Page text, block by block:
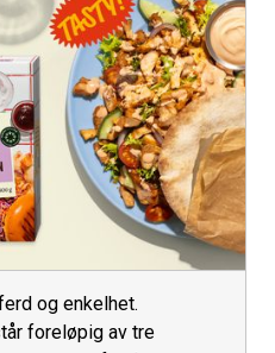
og enkelhet.
foreløpig av tre